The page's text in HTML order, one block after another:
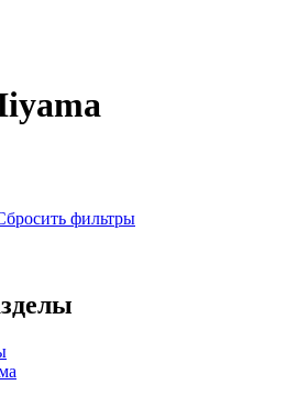
фильтры